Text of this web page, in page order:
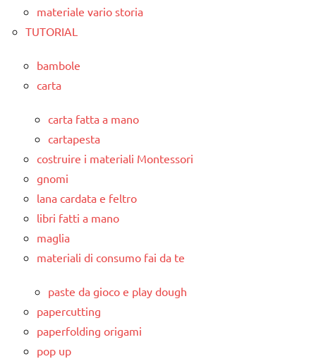
materiale vario storia
TUTORIAL
bambole
carta
carta fatta a mano
cartapesta
costruire i materiali Montessori
gnomi
lana cardata e feltro
libri fatti a mano
maglia
materiali di consumo fai da te
paste da gioco e play dough
papercutting
paperfolding origami
pop up